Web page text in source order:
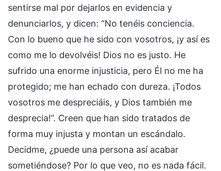
sentirse mal por dejarlos en evidencia y
denunciarlos, y dicen: “No tenéis conciencia.
Con lo bueno que he sido con vosotros, ¡y así es
como me lo devolvéis! Dios no es justo. He
sufrido una enorme injusticia, pero Él no me ha
protegido; me han echado con dureza. ¡Todos
vosotros me despreciáis, y Dios también me
desprecia!”. Creen que han sido tratados de
forma muy injusta y montan un escándalo.
Decidme, ¿puede una persona así acabar
sometiéndose? Por lo que veo, no es nada fácil.